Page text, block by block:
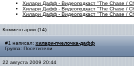
Хилари Дафф - Видеоподкаст "The Chase /
Хилари Дафф - Видеоподкаст "The Chase /
Хилари Дафф - Видеоподкаст "The Chase /
Комментарии (14)
#1 написал: хилари-пчелочка-дафф
Группа: Посетители
22 августа 2009 20:44